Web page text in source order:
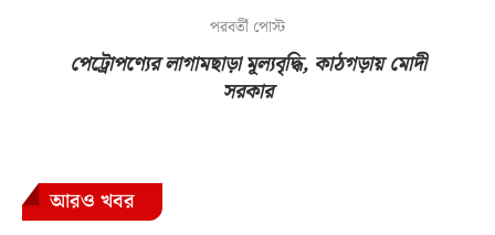
পরবর্তী পোস্ট
পেট্রোপণ্যের লাগামছাড়া মূল্যবৃদ্ধি, কাঠগড়ায় মোদী
সরকার
আরও খবর